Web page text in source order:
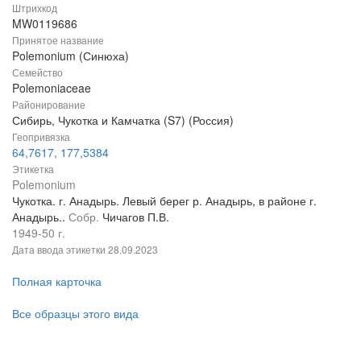
Штрихкод
MW0119686
Принятое название
Polemonium (Синюха)
Семейство
Polemoniaceae
Районирование
Сибирь, Чукотка и Камчатка (S7) (Россия)
Геопривязка
64,7617, 177,5384
Этикетка
Polemonium
Чукотка. г. Анадырь. Левый берег р. Анадырь, в районе г.
Анадырь.. Собр. Чичагов П.В.
1949-50 г.
Дата ввода этикетки 28.09.2023
Полная карточка
Все образцы этого вида